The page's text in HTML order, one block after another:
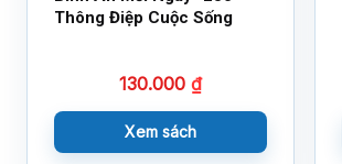
Thông Điệp Cuộc Sống
130.000 ₫
Xem sách